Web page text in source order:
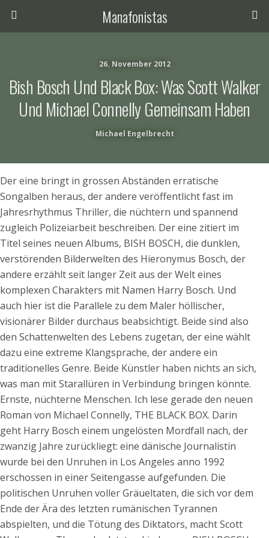
Manafonistas
26. November 2012
Bish Bosch Und Black Box: Was Scott Walker
Und Michael Connelly Gemeinsam Haben
Michael Engelbrecht
Der eine bringt in grossen Abständen erratische
Songalben heraus, der andere veröffentlicht fast im
Jahresrhythmus Thriller, die nüchtern und spannend
zugleich Polizeiarbeit beschreiben. Der eine zitiert im
Titel seines neuen Albums, BISH BOSCH, die dunklen,
verstörenden Bilderwelten des Hieronymus Bosch, der
andere erzählt seit langer Zeit aus der Welt eines
komplexen Charakters mit Namen Harry Bosch. Und
auch hier ist die Parallele zu dem Maler höllischer,
visionärer Bilder durchaus beabsichtigt. Beide sind also
den Schattenwelten des Lebens zugetan, der eine wählt
dazu eine extreme Klangsprache, der andere ein
traditionelles Genre. Beide Künstler haben nichts an sich,
was man mit Starallüren in Verbindung bringen könnte.
Ernste, nüchterne Menschen. Ich lese gerade den neuen
Roman von Michael Connelly, THE BLACK BOX. Darin
geht Harry Bosch einem ungelösten Mordfall nach, der
zwanzig Jahre zurückliegt: eine dänische Journalistin
wurde bei den Unruhen in Los Angeles anno 1992
erschossen in einer Seitengasse aufgefunden. Die
politischen Unruhen voller Gräueltaten, die sich vor dem
Ende der Ära des letzten rumänischen Tyrannen
abspielten, und die Tötung des Diktators, macht Scott